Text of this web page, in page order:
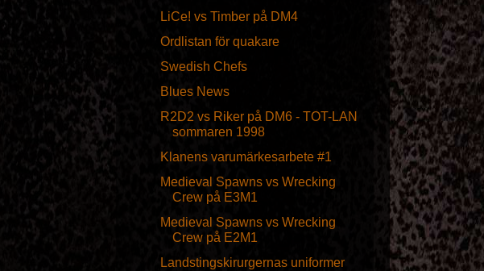
LiCe! vs Timber på DM4
Ordlistan för quakare
Swedish Chefs
Blues News
R2D2 vs Riker på DM6 - TOT-LAN
sommaren 1998
Klanens varumärkesarbete #1
Medieval Spawns vs Wrecking
Crew på E3M1
Medieval Spawns vs Wrecking
Crew på E2M1
Landstingskirurgernas uniformer